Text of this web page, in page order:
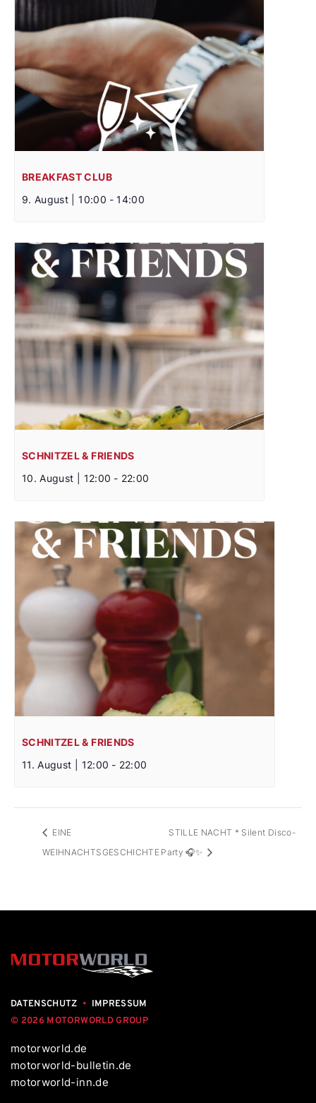
BREAKFAST CLUB
9. August | 10:00 - 14:00
SCHNITZEL & FRIENDS
10. August | 12:00 - 22:00
SCHNITZEL & FRIENDS
11. August | 12:00 - 22:00
EINE
WEIHNACHTSGESCHICHTE
STILLE NACHT * Silent Disco-
Party 🎧✨
DATENSCHUTZ • IMPRESSUM
© 2026 MOTORWORLD GROUP
motorworld.de
motorworld-bulletin.de
motorworld-inn.de